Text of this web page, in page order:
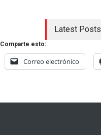
Latest Posts
Comparte esto:
Correo electrónico